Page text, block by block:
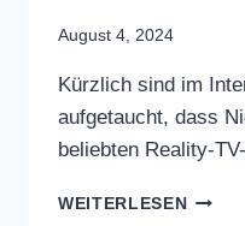
BLOG
Detlef
Verstorben